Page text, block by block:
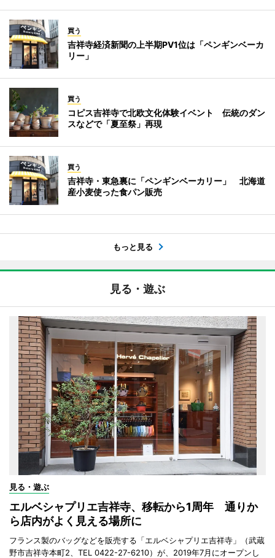
買う
吉祥寺経済新聞の上半期PV1位は「ペンギンベーカ
リー」
買う
コピス吉祥寺で北欧文化体験イベント 伝統のダン
スなどで「夏至祭」再現
買う
吉祥寺・東急裏に「ペンギンベーカリー」 北海道
産小麦使った食パン販売
もっと見る
見る・遊ぶ
見る・遊ぶ
エルベシャプリエ吉祥寺、移転から1周年 通りか
ら店内がよく見える場所に
フランス製のバッグなどを販売する「エルベシャプリエ吉祥寺」（武蔵
野市吉祥寺本町2、TEL 0422-27-6210）が、2019年7月にオープンし